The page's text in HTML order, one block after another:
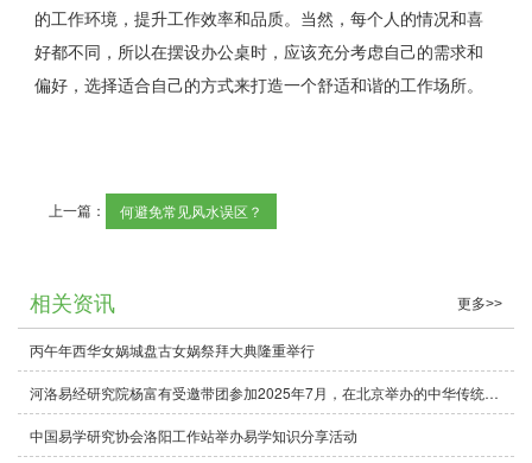
的工作环境，提升工作效率和品质。当然，每个人的情况和喜
好都不同，所以在摆设办公桌时，应该充分考虑自己的需求和
偏好，选择适合自己的方式来打造一个舒适和谐的工作场所。
上一篇： 何避免常见风水误区？
相关资讯 更多>>
丙午年西华女娲城盘古女娲祭拜大典隆重举行
河洛易经研究院杨富有受邀带团参加2025年7月，在北京举办的中华传统文化寻根之旅座谈会，本次活动圆满成功！
中国易学研究协会洛阳工作站举办易学知识分享活动